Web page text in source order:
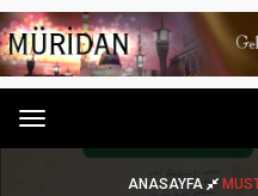
Menu
ANASAYFA